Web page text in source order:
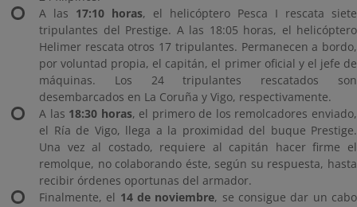
A las 17:10 horas, el helicóptero Pesca I rescata siete
tripulantes del Prestige. A las 18:05 horas, el helicóptero
Helimer rescata otros 17 tripulantes. Permanecen a bordo,
por voluntad propia, el capitán, el primer oficial y el jefe de
máquinas. Los 24 tripulantes rescatados son
desembarcados en La Coruña y Vigo, respectivamente.
A las 18:30 horas, el primero de los remolcadores enviado,
el Ría de Vigo, llega a la proximidad del buque Prestige.
Una vez al costado, requiere al capitán hacer firme el
remolque, no colaborando éste, según su respuesta, hasta
recibir órdenes oportunas del armador.
Finalmente, el 14 de noviembre, se consigue dar un cabo